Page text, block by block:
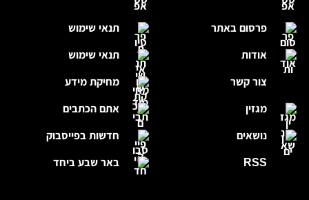
תנאי שימוש
תנאי שימוש
מחיקת מידע
אתם הכתבים
חדשות בפייסבוק
באר שבע ביחד
פרסום באתר
אודות
צור קשר
מגזין
נושאים
RSS